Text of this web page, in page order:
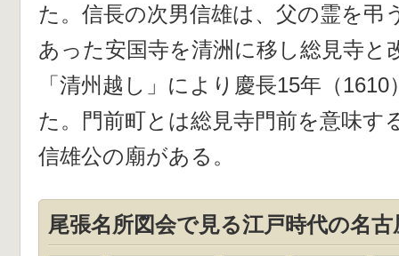
た。信長の次男信雄は、父の霊を弔
あった安国寺を清洲に移し総見寺と
「清州越し」により慶長15年（
た。門前町とは総見寺門前を意味す
信雄公の廟がある。
尾張名所図会で見る江戸時代の名古